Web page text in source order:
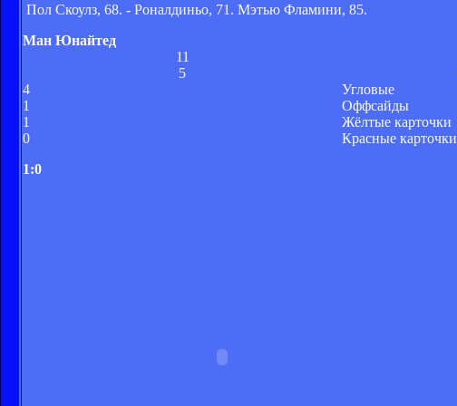
Пол Скоулз, 68. - Роналдиньо, 71. Мэтью Фламини, 85.
Ман Юнайтед
11
5
4
Угловые
1
Оффсайды
1
Жёлтые карточки
0
Красные карточки
1:0